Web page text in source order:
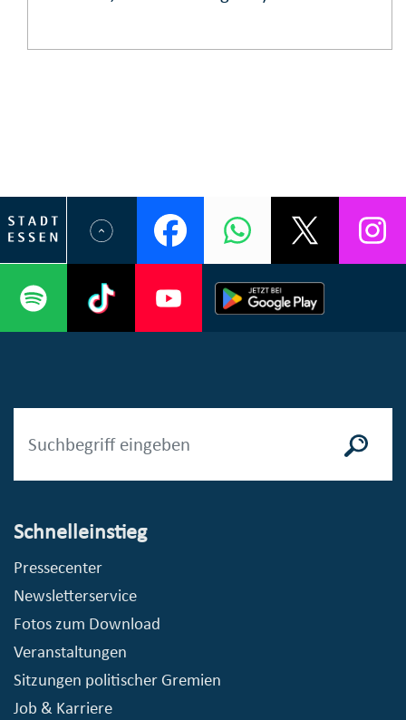
Schnelleinstieg
Pressecenter
Newsletterservice
Fotos zum Download
Veranstaltungen
Sitzungen politischer Gremien
Job & Karriere